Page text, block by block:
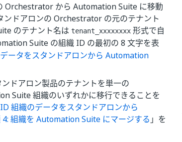
Orchestrator から Automation Suite に移動
ドアロンの Orchestrator の元のテナント
のテナント名は tenant_xxxxxxxx 形式で自
Suite の組織 ID の最初の 8 文字を表
ータをスタンドアロンから Automation
ドアロン製品のテナントを単一の
Suite 組織のいずれかに移行できることを
組織のデータをスタンドアロンから
4: 組織を Automation Suite にマージする 」を